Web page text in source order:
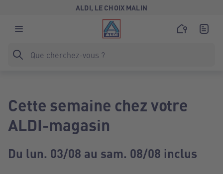
ALDI, LE CHOIX MALIN
Cette semaine chez votre
ALDI-magasin
Du lun. 03/08 au sam. 08/08 inclus